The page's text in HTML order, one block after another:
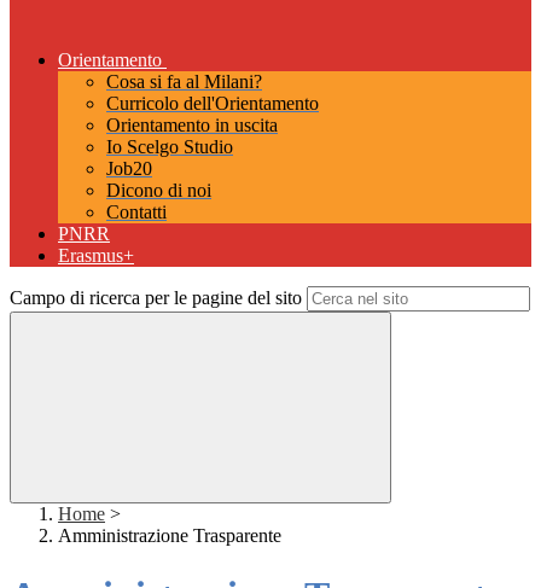
Orientamento
Cosa si fa al Milani?
Curricolo dell'Orientamento
Orientamento in uscita
Io Scelgo Studio
Job20
Dicono di noi
Contatti
PNRR
Erasmus+
Campo di ricerca per le pagine del sito
Home >
Amministrazione Trasparente